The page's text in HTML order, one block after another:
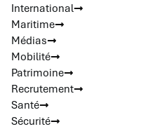
International
Maritime
Médias
Mobilité
Patrimoine
Recrutement
Santé
Sécurité